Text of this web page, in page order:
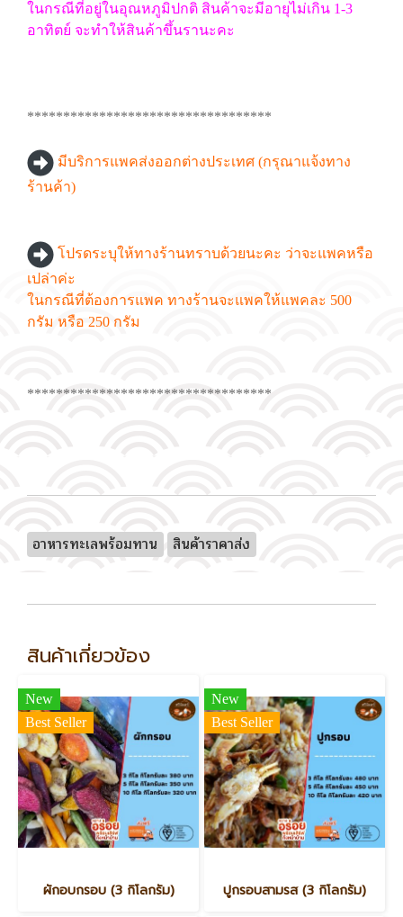
ในกรณีที่อยู่ในอุณหภูมิปกติ สินค้าจะมีอายุไม่เกิน 1-3
อาทิตย์ จะทำให้สินค้าขึ้นรานะคะ
**********************************
มีบริการแพคส่งออกต่างประเทศ (กรุณาแจ้งทาง
ร้านค้า)
โปรดระบุให้ทางร้านทราบด้วยนะคะ ว่าจะแพคหรือ
เปล่าค่ะ
ในกรณีที่ต้องการแพค ทางร้านจะแพคให้แพคละ 500
กรัม หรือ 250 กรัม
**********************************
อาหารทะเลพร้อมทาน สินค้าราคาส่ง
สินค้าเกี่ยวข้อง
New
Best Seller
ผักอบกรอบ (3 กิโลกรัม)
New
Best Seller
ปูกรอบสามรส (3 กิโลกรัม)